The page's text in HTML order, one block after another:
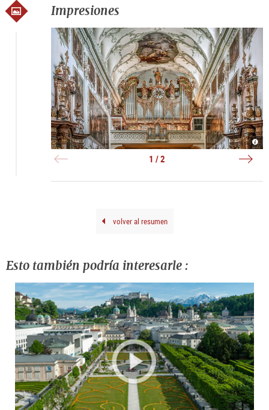
Impresiones
|
1 / 2
volver al resumen
Esto también podría interesarle :